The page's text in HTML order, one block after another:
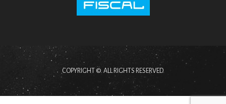
COPYRIGHT ©. ALL RIGHTS RESERVED.